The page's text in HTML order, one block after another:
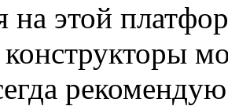
на этой